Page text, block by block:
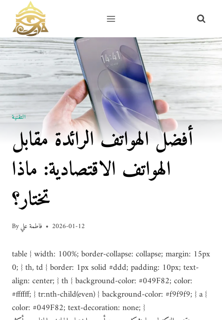
content
التقنية
أفضل الهواتف الرائدة مقابل
الهواتف الاقتصادية: ماذا
تختار؟
Byفاطمة علي 2026-01-12
table { width: 100%; border-collapse: collapse; margin: 15px
0; } th, td { border: 1px solid #ddd; padding: 10px; text-
align: center; } th { background-color: #049F82; color:
#ffffff; } tr:nth-child(even) { background-color: #f9f9f9; } a {
color: #049F82; text-decoration: none; }